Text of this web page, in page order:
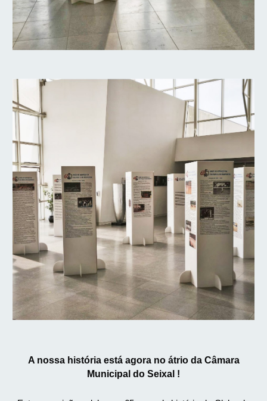
A nossa história está agora no átrio da Câmara
Municipal do Seixal !